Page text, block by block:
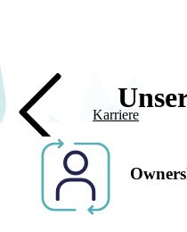
Karriere
Unsere Werte